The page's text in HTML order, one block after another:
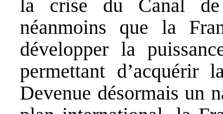
la crise du Canal de
néanmoins que la
développer la
permettant d’acquérir
Devenue désormais un